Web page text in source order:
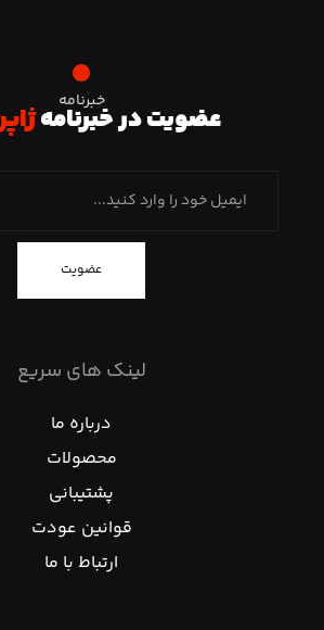
خبرنامه
عضویت در خبرنامه
عضویت
لینک های سریع
درباره ما
محصولات
پشتیبانی
قوانین عودت
ارتباط با ما